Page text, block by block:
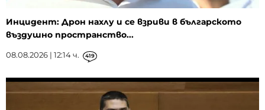
Инцидент: Дрон нахлу и се взриви в българското
въздушно пространство...
08.08.2026 | 12:14 ч. 419